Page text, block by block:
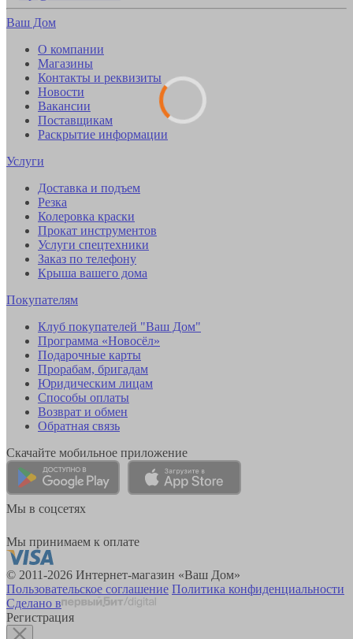
Ваш Дом
О компании
Магазины
Контакты и реквизиты
Новости
Вакансии
Поставщикам
Раскрытие информации
Услуги
Доставка и подъем
Резка
Колеровка краски
Прокат инструментов
Услуги спецтехники
Заказ по телефону
Крыша вашего дома
Покупателям
Клуб покупателей "Ваш Дом"
Программа «Новосёл»
Подарочные карты
Прорабам, бригадам
Юридическим лицам
Способы оплаты
Возврат и обмен
Обратная связь
Скачайте мобильное приложение
Мы в соцсетях
Мы принимаем к оплате
© 2011-2026 Интернет-магазин «Ваш Дом»
Пользовательское соглашение Политика конфиденциальности
Сделано в
Регистрация